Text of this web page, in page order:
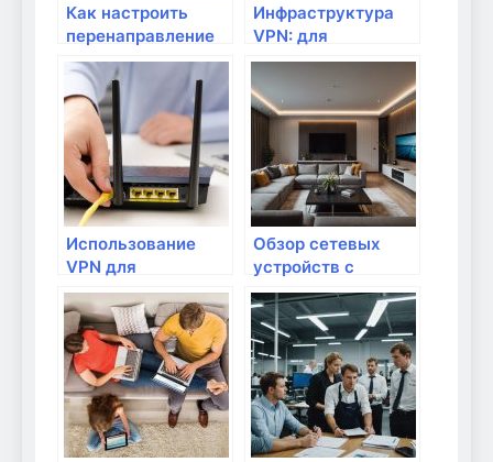
Как настроить
перенаправление
портов для
удаленного
доступа к сетевым
устройствам?
Инфраструктура
VPN: для
безопасного
удаленного
доступа
Использование
VPN для
безопасного
удаленного
доступа к
домашней сети
Обзор сетевых
устройств с
поддержкой 5G